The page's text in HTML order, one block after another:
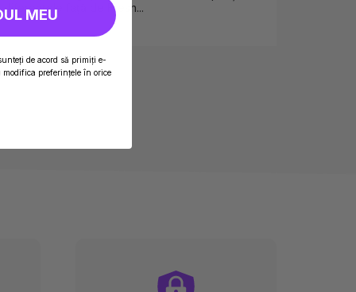
diferențele față de Fresh...
MEU
de acord să primiți e-
preferințele în orice